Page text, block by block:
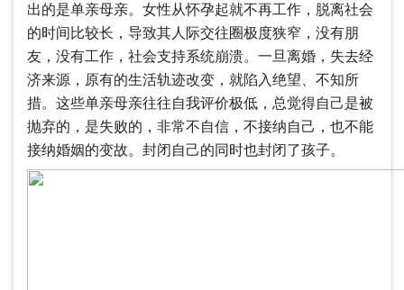
出的是单亲母亲。女性从怀孕起就不再工作，脱离社会
的时间比较长，导致其人际交往圈极度狭窄，没有朋
友，没有工作，社会支持系统崩溃。一旦离婚，失去经
济来源，原有的生活轨迹改变，就陷入绝望、不知所
措。这些单亲母亲往往自我评价极低，总觉得自己是被
抛弃的，是失败的，非常不自信，不接纳自己，也不能
接纳婚姻的变故。封闭自己的同时也封闭了孩子。